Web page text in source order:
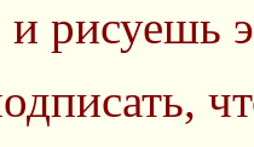
рисуешь